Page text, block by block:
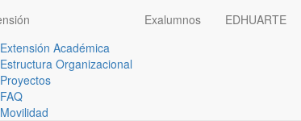
Extensión Académica
Estructura Organizacional
Proyectos
FAQ
Movilidad
Exalumnos EDHUARTE